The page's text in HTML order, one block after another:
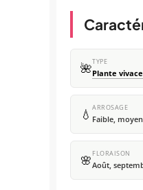
🌺TYPE
Plante vivace
💧 ARROSAGE
Faible, moyen
🌸 FLORAISON
Août,